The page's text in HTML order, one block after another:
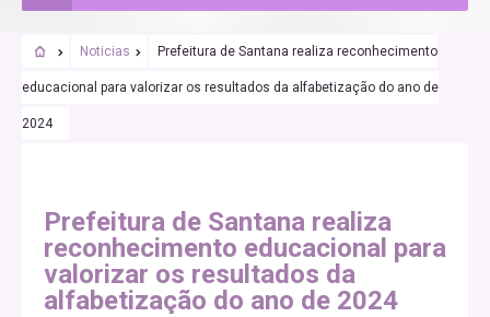
Noticias Prefeitura de Santana realiza reconhecimento
educacional para valorizar os resultados da alfabetização do ano de
2024
Prefeitura de Santana realiza
reconhecimento educacional para
valorizar os resultados da
alfabetização do ano de 2024